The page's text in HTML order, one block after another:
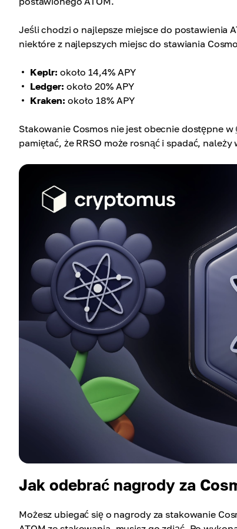
Jeśli chodzi o najlepsze miejsce do postawienia
niektóre z najlepszych miejsc do stawiania
Keplr: około 14,4% APY
Ledger: około 20% APY
Kraken: około 18% APY
Stakowanie Cosmos nie jest obecnie dostępne w
pamiętać, że RRSO może rosnąć i spadać,
Jak odebrać nagrody za
Możesz ubiegać się o nagrody za stakowanie